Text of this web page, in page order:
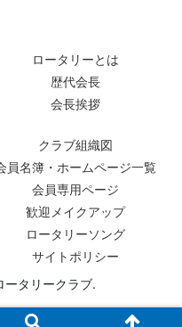
ロータリーとは
歴代会長
会長挨拶
クラブ組織図
員名簿・ホームページ一覧
会員専用ページ
歓迎メイクアップ
ロータリーソング
サイトポリシー
タリークラブ.